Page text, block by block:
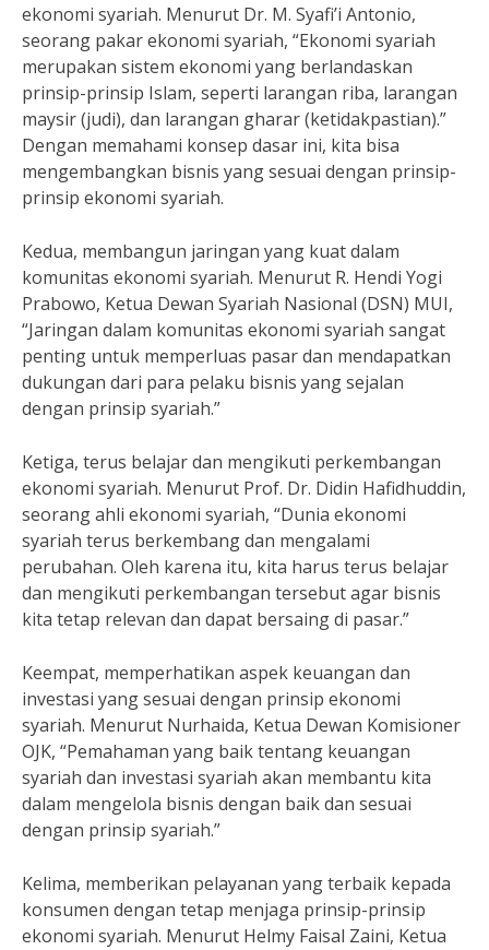
ekonomi syariah. Menurut Dr. M. Syafi’i Antonio,
seorang pakar ekonomi syariah, “Ekonomi syariah
merupakan sistem ekonomi yang berlandaskan
prinsip-prinsip Islam, seperti larangan riba, larangan
maysir (judi), dan larangan gharar (ketidakpastian).”
Dengan memahami konsep dasar ini, kita bisa
mengembangkan bisnis yang sesuai dengan prinsip-
prinsip ekonomi syariah.
Kedua, membangun jaringan yang kuat dalam
komunitas ekonomi syariah. Menurut R. Hendi Yogi
Prabowo, Ketua Dewan Syariah Nasional (DSN) MUI,
“Jaringan dalam komunitas ekonomi syariah sangat
penting untuk memperluas pasar dan mendapatkan
dukungan dari para pelaku bisnis yang sejalan
dengan prinsip syariah.”
Ketiga, terus belajar dan mengikuti perkembangan
ekonomi syariah. Menurut Prof. Dr. Didin Hafidhuddin,
seorang ahli ekonomi syariah, “Dunia ekonomi
syariah terus berkembang dan mengalami
perubahan. Oleh karena itu, kita harus terus belajar
dan mengikuti perkembangan tersebut agar bisnis
kita tetap relevan dan dapat bersaing di pasar.”
Keempat, memperhatikan aspek keuangan dan
investasi yang sesuai dengan prinsip ekonomi
syariah. Menurut Nurhaida, Ketua Dewan Komisioner
OJK, “Pemahaman yang baik tentang keuangan
syariah dan investasi syariah akan membantu kita
dalam mengelola bisnis dengan baik dan sesuai
dengan prinsip syariah.”
Kelima, memberikan pelayanan yang terbaik kepada
konsumen dengan tetap menjaga prinsip-prinsip
ekonomi syariah. Menurut Helmy Faisal Zaini, Ketua